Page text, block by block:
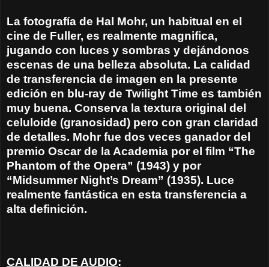
La fotografía de Hal Mohr, un habitual en el
cine de Fuller, es realmente magnifica,
jugando con luces y sombras y dejándonos
escenas de una belleza absoluta. La calidad
de transferencia de imagen en la presente
edición en blu-ray de Twilight Time es también
muy buena. Conserva la textura original del
celuloide (granosidad) pero con gran claridad
de detalles. Mohr fue dos veces ganador del
premio Oscar de la Academia por el film “The
Phantom of the Opera” (1943) y por
“Midsummer Night’s Dream” (1935). Luce
realmente fantástica en esta transferencia a
alta definición.
CALIDAD DE AUDIO: